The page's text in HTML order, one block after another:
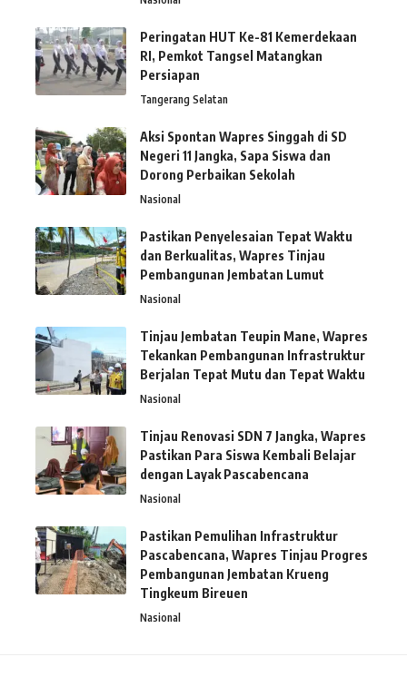
Peringatan HUT Ke-81 Kemerdekaan
RI, Pemkot Tangsel Matangkan
Persiapan
Tangerang Selatan
Aksi Spontan Wapres Singgah di SD
Negeri 11 Jangka, Sapa Siswa dan
Dorong Perbaikan Sekolah
Nasional
Pastikan Penyelesaian Tepat Waktu
dan Berkualitas, Wapres Tinjau
Pembangunan Jembatan Lumut
Nasional
Tinjau Jembatan Teupin Mane, Wapres
Tekankan Pembangunan Infrastruktur
Berjalan Tepat Mutu dan Tepat Waktu
Nasional
Tinjau Renovasi SDN 7 Jangka, Wapres
Pastikan Para Siswa Kembali Belajar
dengan Layak Pascabencana
Nasional
Pastikan Pemulihan Infrastruktur
Pascabencana, Wapres Tinjau Progres
Pembangunan Jembatan Krueng
Tingkeum Bireuen
Nasional